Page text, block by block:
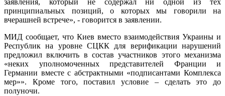
заявления, который не содержал ни одной из тех
принципиальных позиций, о которых мы говорили на
вчерашней встрече», - говорится в заявлении.
МИД сообщает, что Киев вместо взаимодействия Украины и
Республик на уровне СЦКК для верификации нарушений
предложил включить в состав участников этого механизма
«неких уполномоченных представителей Франции и
Германии вместе с абстрактными «подписантами Комплекса
мер»». Кроме того, поставил условие – сделать это до
полуночи.